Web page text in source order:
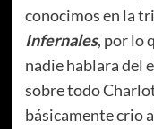
conocimos en la
Infernales, por lo
nadie hablara del
sobre todo
básicamente crio